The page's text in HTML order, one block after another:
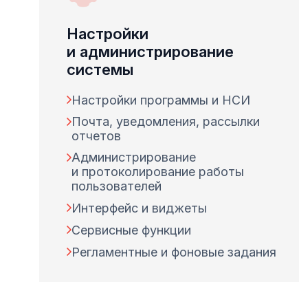
Настройки
и администрирование
системы
Настройки программы и НСИ
Почта, уведомления, рассылки
отчетов
Администрирование
и протоколирование работы
пользователей
Интерфейс и виджеты
Сервисные функции
Регламентные и фоновые задания